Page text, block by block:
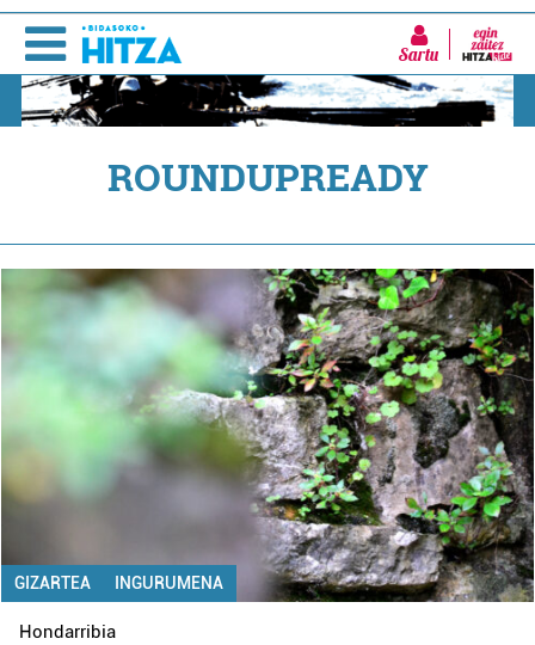
Sartu
ROUNDUPREADY
GIZARTEA INGURUMENA
Hondarribia